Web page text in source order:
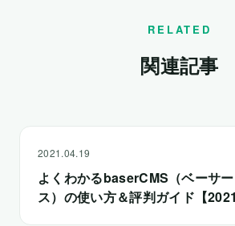
RELATED
関連記事
2021.04.19
よくわかるbaserCMS（ベーサ
ス）の使い方＆評判ガイド【2021